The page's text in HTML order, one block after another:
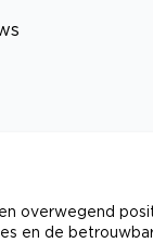
overwegend
en de